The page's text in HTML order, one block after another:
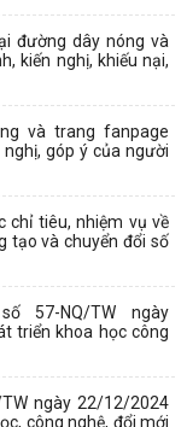
đường dây nóng và
kiến nghị, khiếu nại,
và trang fanpage
nghị, góp ý của người
chỉ tiêu, nhiệm vụ về
tạo và chuyển đổi số
57-NQ/TW ngày
triển khoa học công
TW ngày 22/12/2024
công nghệ, đổi mới